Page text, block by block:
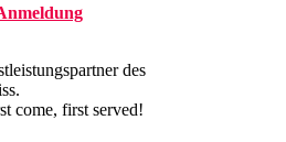
des
come, first served!